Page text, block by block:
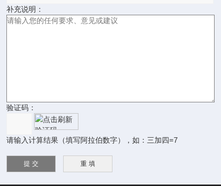
补充说明：
验证码：
请输入计算结果（填写阿拉伯数字），如：三加四=7